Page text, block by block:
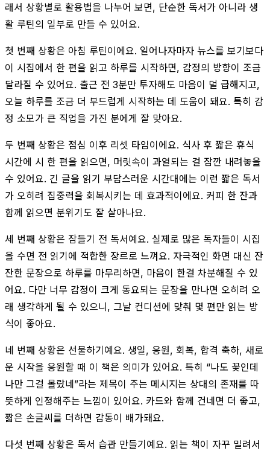
래서 상황별로 활용법을 나누어 보면, 단순한 독서가 아니라 생
활 루틴의 일부로 만들 수 있어요.
첫 번째 상황은 아침 루틴이에요. 일어나자마자 뉴스를 보기보다
이 시집에서 한 편을 읽고 하루를 시작하면, 감정의 방향이 조금
달라질 수 있어요. 출근 전 3분만 투자해도 마음이 덜 급해지고,
오늘 하루를 조금 더 부드럽게 시작하는 데 도움이 돼요. 특히 감
정 소모가 큰 직업을 가진 분에게 잘 맞아요.
두 번째 상황은 점심 이후 리셋 타임이에요. 식사 후 짧은 휴식
시간에 시 한 편을 읽으면, 머릿속이 과열되는 걸 잠깐 내려놓을
수 있어요. 긴 글을 읽기 부담스러운 시간대에는 이런 짧은 독서
가 오히려 집중력을 회복시키는 데 효과적이에요. 커피 한 잔과
함께 읽으면 분위기도 잘 살아나요.
세 번째 상황은 잠들기 전 독서예요. 실제로 많은 독자들이 시집
을 수면 전 읽기에 적합한 장르로 느껴요. 자극적인 화면 대신 잔
잔한 문장으로 하루를 마무리하면, 마음이 한결 차분해질 수 있
어요. 다만 너무 감정이 크게 동요되는 문장을 만나면 오히려 오
래 생각하게 될 수 있으니, 그날 컨디션에 맞춰 몇 편만 읽는 방
식이 좋아요.
네 번째 상황은 선물하기예요. 생일, 응원, 회복, 합격 축하, 새로
운 시작을 응원할 때 이 책은 의미가 있어요. 특히 “나도 꽃인데
나만 그걸 몰랐네”라는 제목이 주는 메시지는 상대의 존재를 따
뜻하게 인정해주는 느낌이 있어요. 카드와 함께 건네면 더 좋고,
짧은 손글씨를 더하면 감동이 배가돼요.
다섯 번째 상황은 독서 습관 만들기예요. 읽는 책이 자꾸 밀려서